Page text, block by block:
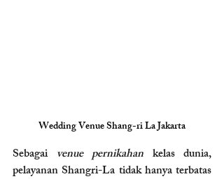
Wedding Venue Shang-ri La Jakarta
Sebagai venue pernikahan kelas dunia,
pelayanan Shangri-La tidak hanya terbatas